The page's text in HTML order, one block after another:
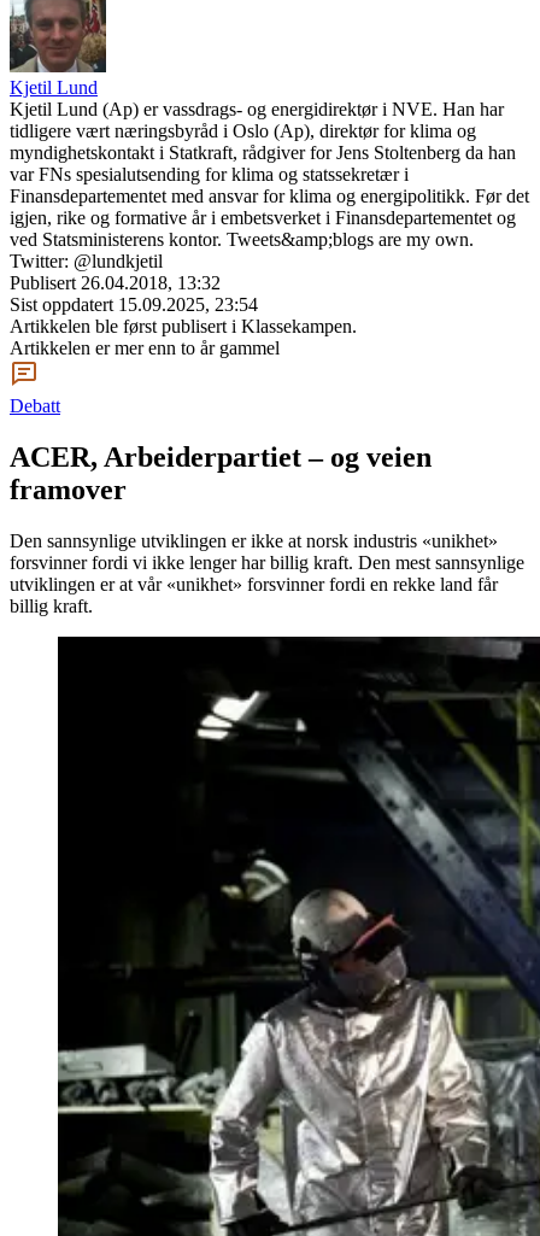
Kjetil Lund
Kjetil Lund (Ap) er vassdrags- og energidirektør i NVE. Han har
tidligere vært næringsbyråd i Oslo (Ap), direktør for klima og
myndighetskontakt i Statkraft, rådgiver for Jens Stoltenberg da han
var FNs spesialutsending for klima og statssekretær i
Finansdepartementet med ansvar for klima og energipolitikk. Før det
igjen, rike og formative år i embetsverket i Finansdepartementet og
ved Statsministerens kontor. Tweets&amp;blogs are my own.
Twitter: @lundkjetil
Publisert 26.04.2018, 13:32
Sist oppdatert 15.09.2025, 23:54
Artikkelen ble først publisert i Klassekampen.
Artikkelen er mer enn to år gammel
Debatt
ACER, Arbeiderpartiet – og veien
framover
Den sannsynlige utviklingen er ikke at norsk industris «unikhet»
forsvinner fordi vi ikke lenger har billig kraft. Den mest sannsynlige
utviklingen er at vår «unikhet» forsvinner fordi en rekke land får
billig kraft.